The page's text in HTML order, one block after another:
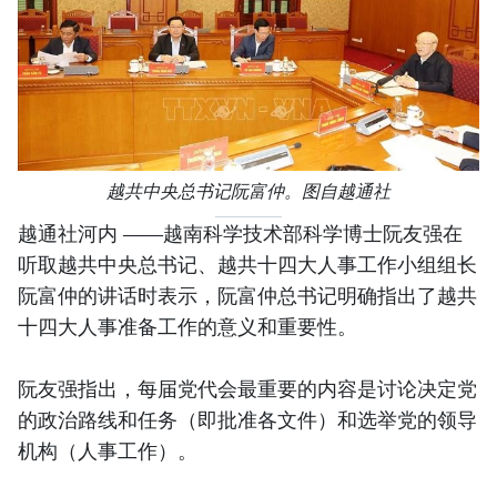
越共中央总书记阮富仲。图自越通社
越通社河内 ——越南科学技术部科学博士阮友强在
听取越共中央总书记、越共十四大人事工作小组组长
阮富仲的讲话时表示，阮富仲总书记明确指出了越共
十四大人事准备工作的意义和重要性。
阮友强指出，每届党代会最重要的内容是讨论决定党
的政治路线和任务（即批准各文件）和选举党的领导
机构（人事工作）。